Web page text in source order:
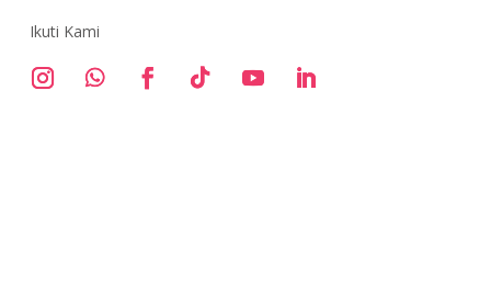
Ikuti Kami